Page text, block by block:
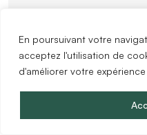
En poursuivant votre
acceptez l'utilisation de
d'améliorer votre
choisir la dépose du
l’OSB + la pose du
pose des plinthes
prestation.